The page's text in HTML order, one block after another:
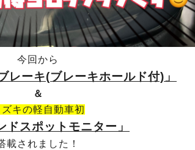
今回から
レーキ(ブレーキホールド付)」
＆
キの軽自動車初
ドスポットモニター」
載されました！